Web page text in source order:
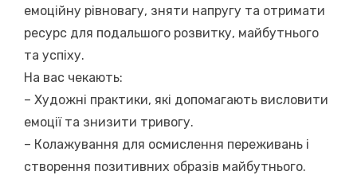
емоційну рівновагу, зняти напругу та отримати
ресурс для подальшого розвитку, майбутнього
та успіху.
На вас чекають:
– Художні практики, які допомагають висловити
емоції та знизити тривогу.
– Колажування для осмислення переживань і
створення позитивних образів майбутнього.